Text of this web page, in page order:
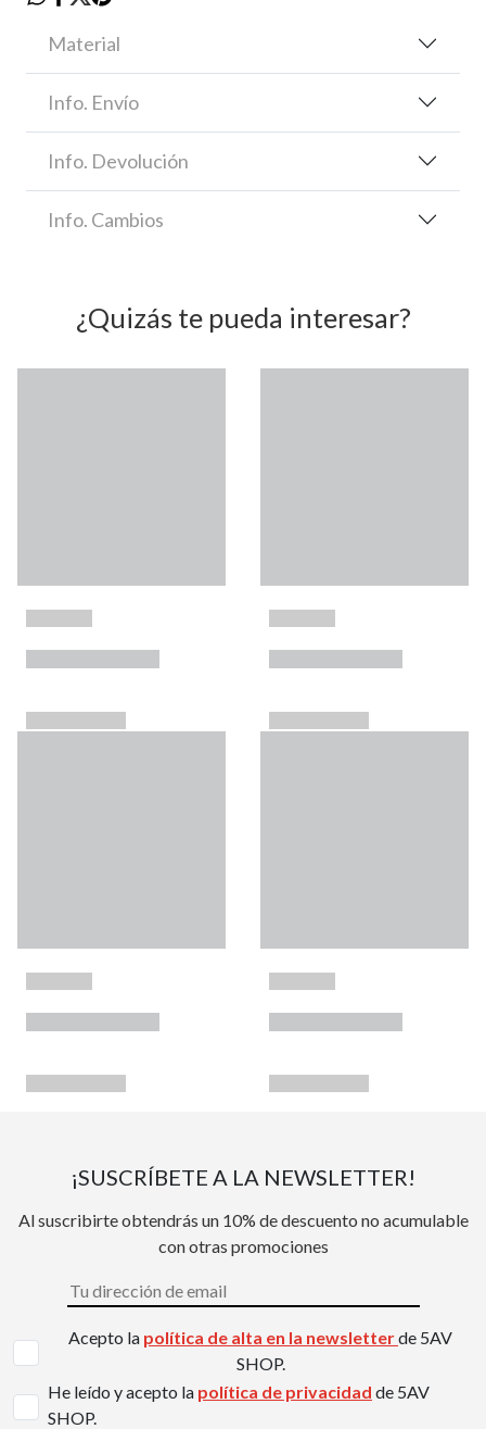
Material
Info. Envío
Info. Devolución
Info. Cambios
¿Quizás te pueda interesar?
¡SUSCRÍBETE A LA NEWSLETTER!
Al suscribirte obtendrás un 10% de descuento no acumulable
con otras promociones
Acepto la política de alta en la newsletterde 5AV
SHOP.
He leído y acepto la política de privacidad de 5AV
SHOP.